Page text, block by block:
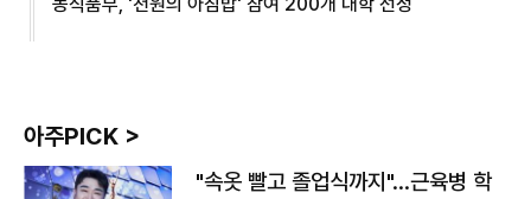
아주PICK >
"속옷 빨고 졸업식까지"…근육병 학